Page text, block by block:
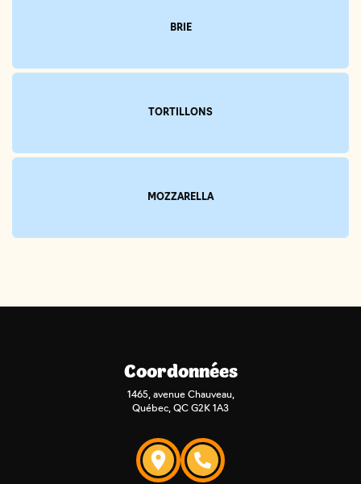
BRIE
TORTILLONS
MOZZARELLA
Coordonnées
1465, avenue Chauveau,
Québec, QC G2K 1A3